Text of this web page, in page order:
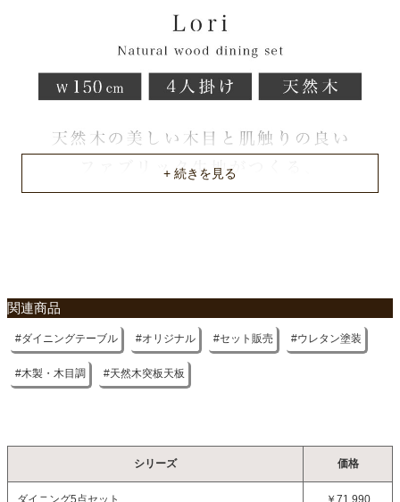
115.5x54.5x76.5(座面高45)cm
3.5x4.5cm
チェア、ベンチ：3x3cm
約155x90x115/50x70x90/117x60x78(cm)
商品重量
約59kg
関連商品
ダイニングテーブル オリジナル セット販売 ウレタン塗装
木製・木目調 天然木突板天板
シリーズ 価格